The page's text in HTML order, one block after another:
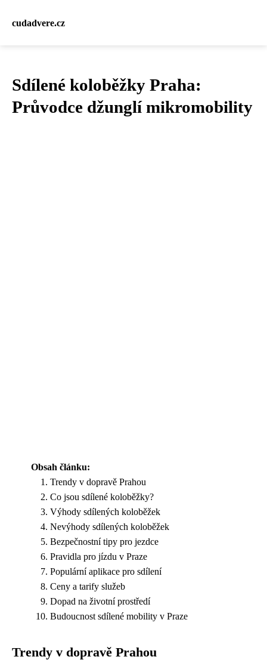
cudadvere.cz
Sdílené koloběžky Praha:
Průvodce džunglí mikromobility
Obsah článku:
Trendy v dopravě Prahou
Co jsou sdílené koloběžky?
Výhody sdílených koloběžek
Nevýhody sdílených koloběžek
Bezpečnostní tipy pro jezdce
Pravidla pro jízdu v Praze
Populární aplikace pro sdílení
Ceny a tarify služeb
Dopad na životní prostředí
Budoucnost sdílené mobility v Praze
Trendy v dopravě Prahou